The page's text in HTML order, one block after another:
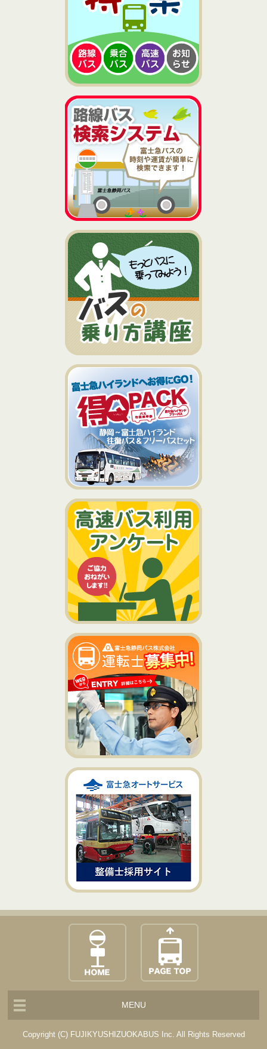
MENU
Copyright (C) FUJIKYUSHIZUOKABUS Inc. All Rights Reserved